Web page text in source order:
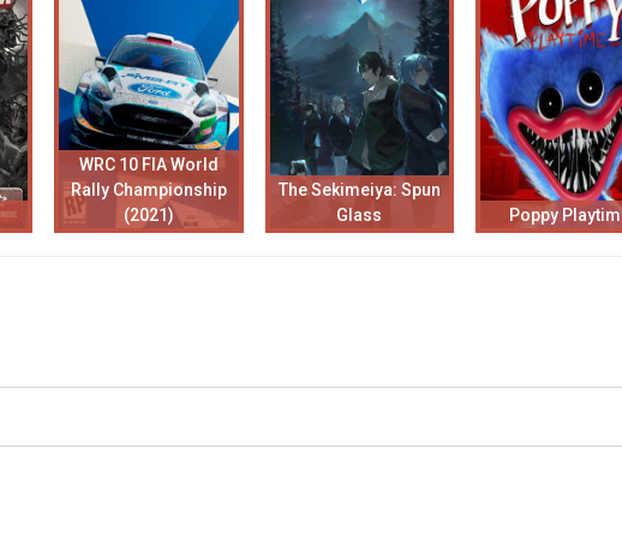
WRC 10 FIA World
Rally Championship
(2021)
The Sekimeiya: Spun
Glass
Poppy